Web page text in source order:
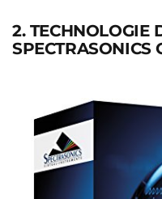
2. TECHNOLOGIE
SPECTRASONICS